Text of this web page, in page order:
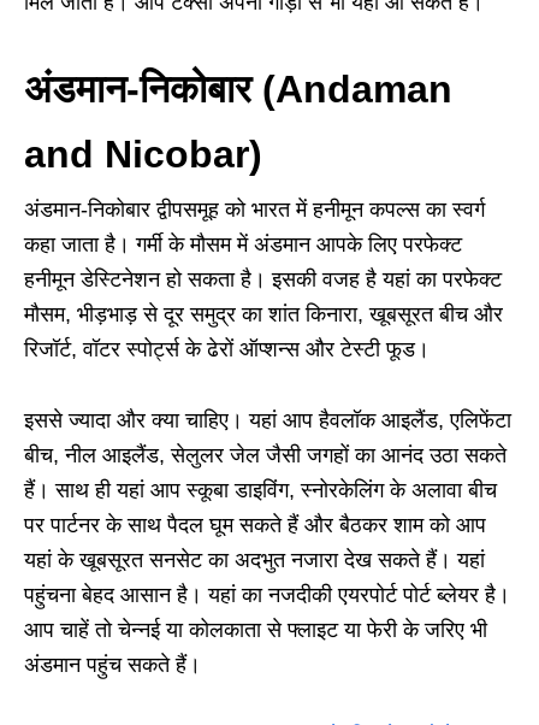
अंडमान-निकोबार (Andaman
and Nicobar)
अंडमान-निकोबार द्वीपसमूह को भारत में हनीमून कपल्स का स्वर्ग
कहा जाता है। गर्मी के मौसम में अंडमान आपके लिए परफेक्ट
हनीमून डेस्टिनेशन हो सकता है। इसकी वजह है यहां का परफेक्ट
मौसम, भीड़भाड़ से दूर समुद्र का शांत किनारा, खूबसूरत बीच और
रिजॉर्ट, वॉटर स्पोर्ट्स के ढेरों ऑप्शन्स और टेस्टी फूड।
इससे ज्यादा और क्या चाहिए। यहां आप हैवलॉक आइलैंड, एलिफेंटा
बीच, नील आइलैंड, सेलुलर जेल जैसी जगहों का आनंद उठा सकते
हैं। साथ ही यहां आप स्कूबा डाइविंग, स्नोरकेलिंग के अलावा बीच
पर पार्टनर के साथ पैदल घूम सकते हैं और बैठकर शाम को आप
यहां के खूबसूरत सनसेट का अदभुत नजारा देख सकते हैं। यहां
पहुंचना बेहद आसान है। यहां का नजदीकी एयरपोर्ट पोर्ट ब्लेयर है।
आप चाहें तो चेन्नई या कोलकाता से फ्लाइट या फेरी के जरिए भी
अंडमान पहुंच सकते हैं।